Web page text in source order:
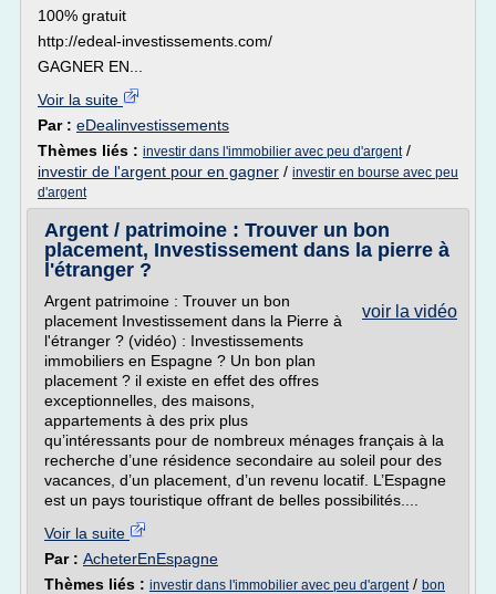
100% gratuit
http://edeal-investissements.com/
GAGNER EN...
Voir la suite
Par : eDealinvestissements
Thèmes liés : investir dans l'immobilier avec peu d'argent/
investir de l'argent pour en gagner / investir en bourse avec peu
d'argent
Argent / patrimoine : Trouver un bon
placement, Investissement dans la pierre à
l'étranger ?
voir la vidéo
Argent patrimoine : Trouver un bon
placement Investissement dans la Pierre à
l'étranger ? (vidéo) : Investissements
immobiliers en Espagne ? Un bon plan
placement ? il existe en effet des offres
exceptionnelles, des maisons,
appartements à des prix plus
qu’intéressants pour de nombreux ménages français à la
recherche d’une résidence secondaire au soleil pour des
vacances, d’un placement, d’un revenu locatif. L’Espagne
est un pays touristique offrant de belles possibilités....
Voir la suite
Par : AcheterEnEspagne
Thèmes liés : investir dans l'immobilier avec peu d'argent/ bon